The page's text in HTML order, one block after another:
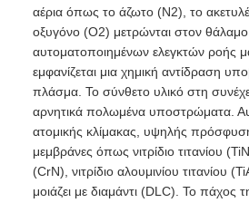
αέρια όπως το άζωτο (N2), το
οξυγόνο (O2) μετρώνται στον
αυτοματοποιημένων ελεγκτών ροής
εμφανίζεται μια χημική αντίδραση
πλάσμα. Το σύνθετο υλικό στη
αρνητικά πολωμένα υποστρώματα.
ατομικής κλίμακας, υψηλής
μεμβράνες όπως νιτρίδιο τιτανίου
(CrN), νιτρίδιο αλουμινίου τιτανίου
μοιάζει με διαμάντι (DLC). Το πάχος